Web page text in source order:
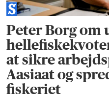
Peter Borg om
at sikre
Aasiaat og
fiskeriet